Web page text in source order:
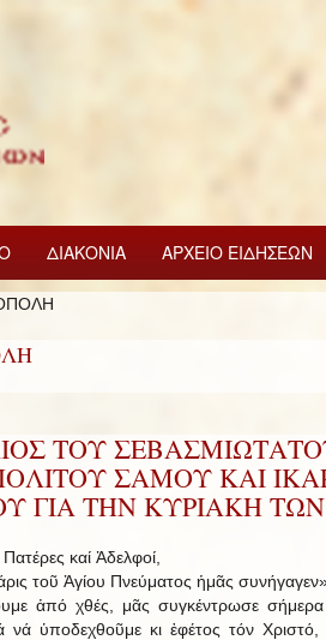
ΔΙΑΚΟΝΙΑ ΑΡΧΕΙΟ ΕΙΔΗΣΕΩΝ
ΤΟΥ
ΣΑΜΟΥ ΚΑΙ
ΓΙΑ ΤΗΝ ΚΥΡΙΑΚΗ
καί Ἀδελφοί,
τοῦ Ἁγίου Πνεύματος ἡμᾶς
ἀπό χθές, μᾶς συγκέντρωσε σήμερα
νά ὑποδεχθοῦμε κι ἐφέτος τόν